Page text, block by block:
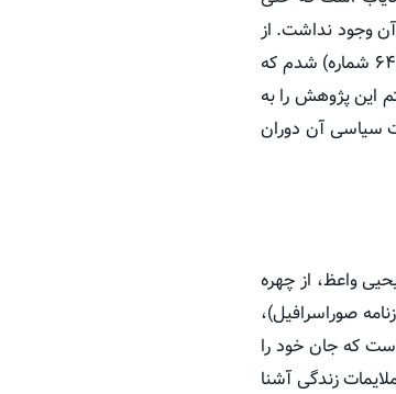
آن وجود نداشت. از
سال ۸۰ برای جستجوی این روزنامه تلاش کردم که با تحمل سختی‌های فراوان، سرانجام موفق به یافت دوره کامل آن (۶۴ شماره) شدم که
این پژوهش را به
سیاسی آن دوران
واعظ، از چهره
صوراسرافیل)،
که جان خود را
زندگی آشنا